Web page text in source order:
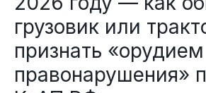
грузовик или
признать «орудием
правонарушения»